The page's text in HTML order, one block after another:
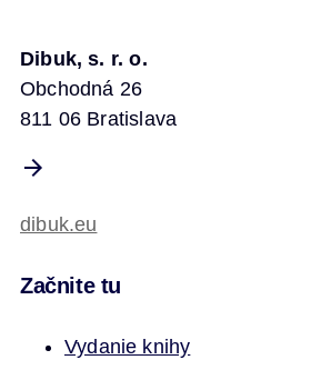
Dibuk, s. r. o.
Obchodná 26
811 06 Bratislava
dibuk.eu
Začnite tu
Vydanie knihy